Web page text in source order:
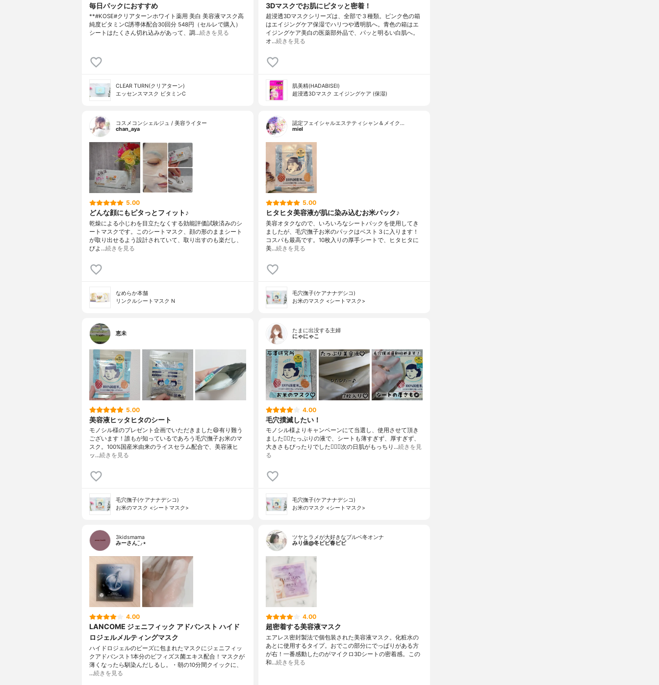
毎日パックにおすすめ
**#KOSE#クリアターンホワイト薬用 美白 美容液マスク高
純度ビタミンC誘導体配合⁡30回分 548円（セルレで購入）⁡
シートはたくさん切れ込みがあって、調…続きを見る
CLEAR TURN(クリアターン)
エッセンスマスク ビタミンC
3Dマスクでお肌にピタッと密着！
超浸透3Dマスクシリーズは、全部で３種類。ピンク色の箱
はエイジングケア保湿でハリつや透明肌へ。青色の箱はエ
イジングケア美白の医薬部外品で、パッと明るい白肌へ。
オ…続きを見る
肌美精(HADABISEI)
超浸透3Dマスク エイジングケア (保湿)
コスメコンシェルジュ / 美容ライター
chan_aya
5.00
どんな顔にもピタっとフィット♪
乾燥による小じわを目立たなくする効能評価試験済みのシ
ートマスクです。このシートマスク、顔の形のままシート
が取り出せるよう設計されていて、取り出すのも楽だし、
びよ…続きを見る
なめらか本舗
リンクルシートマスク N
認定フェイシャルエステティシャン＆メイク…
miel
5.00
ヒタヒタ美容液が肌に染み込むお米パック♪
美容オタクなので、いろいろなシートパックを使用してき
ましたが、毛穴撫子お米のパックはベスト３に入ります！
コスパも最高です。10枚入りの厚手シートで、ヒタヒタに
美…続きを見る
毛穴撫子(ケアナナデシコ)
お米のマスク <シートマスク>
恵未
5.00
美容液ヒッタヒタのシート
モノシル様のプレゼント企画でいただきました😄有り難う
ございます！誰もが知っているであろう毛穴撫子お米のマ
スク。100%国産米由来のライスセラム配合で、美容液ヒ
ッ…続きを見る
毛穴撫子(ケアナナデシコ)
お米のマスク <シートマスク>
たまに出没する主婦
にゃにゃこ
4.00
毛穴撲滅したい！
モノシル様よりキャンペーンにて当選し、使用させて頂き
ました🙇‍♀️たっぷりの液で、シートも薄すぎず、厚すぎず、
大きさもぴったりでした🙆🏻‍♀️次の日肌がもっちり…続きを見
る
毛穴撫子(ケアナナデシコ)
お米のマスク <シートマスク>
3kidsmama
みーさん¨̮⸝⋆
4.00
LANCOME ジェニフィック アドバンスト ハイド
ロジェルメルティングマスク
ハイドロジェルのビーズに包まれたマスクにジェニフィッ
クアドバンスト1本分のビフィズス菌エキス配合！マスクが
薄くなったら馴染んだしるし。・朝の10分間クイックに、
…続きを見る
ツヤとラメが大好きなブルベ冬オンナ
みり俵@冬ビビ春ビビ
4.00
超密着する美容液マスク
エアレス密封製法で個包装された美容液マスク。化粧水の
あとに使用するタイプ。おでこの部分にでっぱりがある方
が右！一番感動したのがマイクロ3Dシートの密着感。この
和…続きを見る